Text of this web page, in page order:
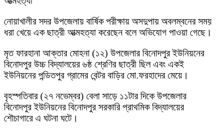
নোয়াখালীর সদর উপজেলায় বার্ষিক পরীক্ষায় অসদুপায় অবলম্বনের সময়
ধরা খেয়ে এক ছাত্রী আত্মহত্যা করেছেন বলে অভিযোগ পাওয়া গেছে।
মৃত ফারহানা আক্তার মোহনা (১২) উপজেলার বিনোদপুর ইউনিয়নের
বিনোদপুর উচ্চ বিদ্যালয়ের ৬ষ্ঠ শ্রেণির ছাত্রী ছিল এবং একই
ইউনিয়নের পন্ডিতপুর গ্রামের বেন্টর বাড়ির মো.ফরহাদের মেয়ে।
বৃহস্পতিবার (২৭ নভেম্বর) বেলা সাড়ে ১১টার দিকে উপজেলার
বিনোদপুর ইউনিয়নের বিনোদপুর সরকারি প্রাথমিক বিদ্যালয়ের
শৌচাগারে এ ঘটনা ঘটে।